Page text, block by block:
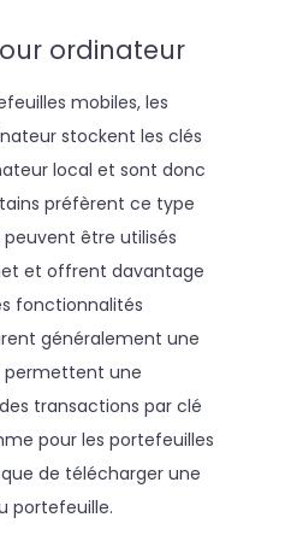
ordinateur
mobiles, les
stockent les clés
local et sont donc
préfèrent ce type
être utilisés
et offrent davantage
fonctionnalités
généralement une
permettent une
transactions par clé
pour les portefeuilles
de télécharger une
portefeuille.